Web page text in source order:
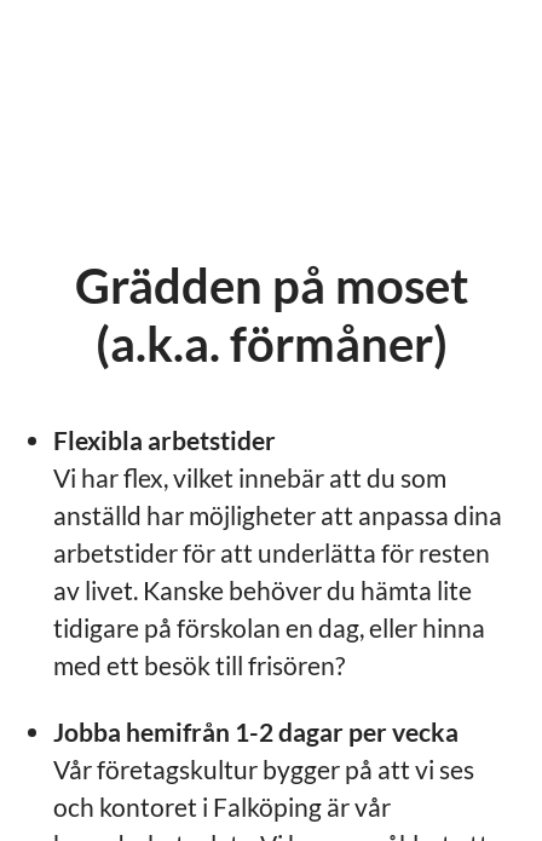
Grädden på moset
(a.k.a. förmåner)
Flexibla arbetstider
Vi har flex, vilket innebär att du som
anställd har möjligheter att anpassa dina
arbetstider för att underlätta för resten
av livet. Kanske behöver du hämta lite
tidigare på förskolan en dag, eller hinna
med ett besök till frisören?
Jobba hemifrån 1-2 dagar per vecka
Vår företagskultur bygger på att vi ses
och kontoret i Falköping är vår